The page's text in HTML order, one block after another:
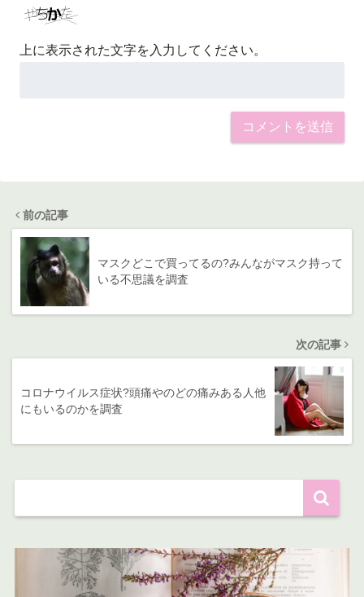
上に表示された文字を入力してください。
前の記事
マスクどこで買ってるの?みんながマスク持って
いる不思議を調査
次の記事
コロナウイルス症状?頭痛やのどの痛みある人他
にもいるのかを調査